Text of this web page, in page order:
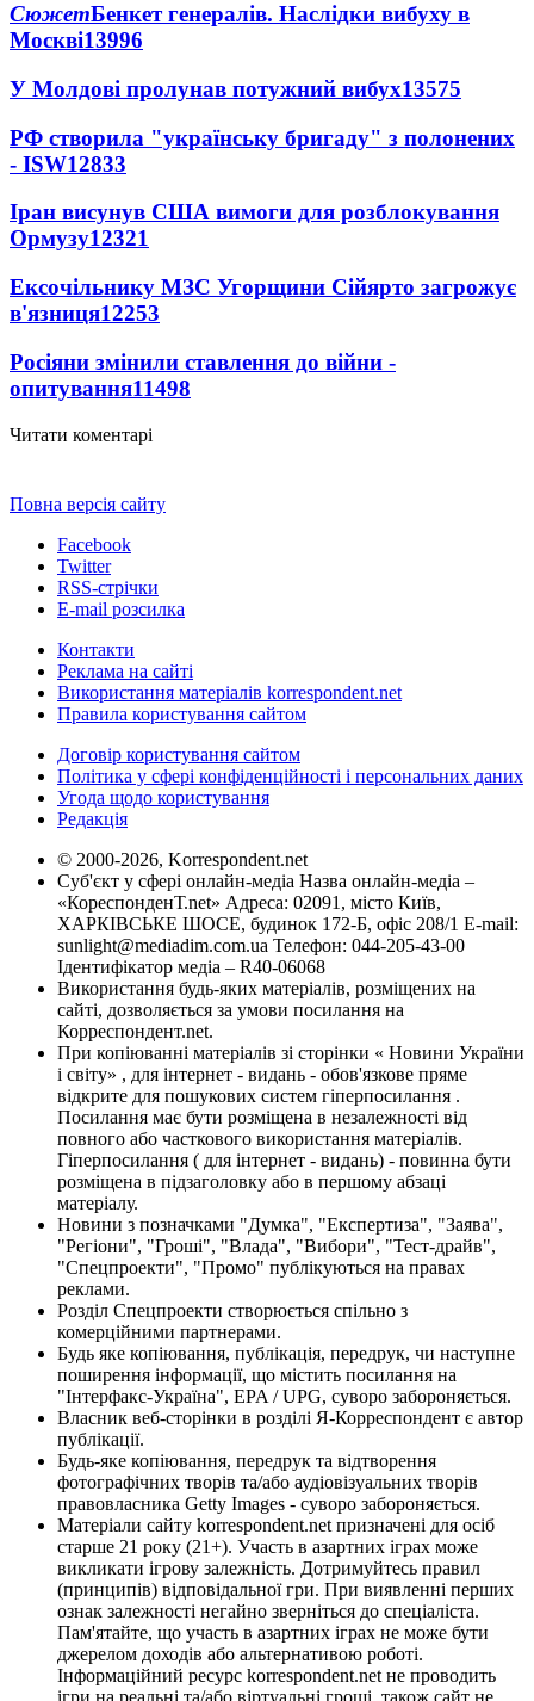
СюжетБенкет генералів. Наслідки вибуху в
Москві13996
У Молдові пролунав потужний вибух13575
РФ створила "українську бригаду" з полонених
- ISW12833
Іран висунув США вимоги для розблокування
Ормузу12321
Ексочільнику МЗС Угорщини Сійярто загрожує
в'язниця12253
Росіяни змінили ставлення до війни -
опитування11498
Читати коментарі
Повна версія сайту
Facebook
Twitter
RSS-стрічки
E-mail розсилка
Контакти
Реклама на сайті
Використання матеріалів korrespondent.net
Правила користування сайтом
Договір користування сайтом
Політика у сфері конфіденційності і персональних даних
Угода щодо користування
Редакція
© 2000-2026, Korrespondent.net
Суб'єкт у сфері онлайн-медіа Назва онлайн-медіа –
«КореспонденТ.net» Адреса: 02091, місто Київ,
ХАРКІВСЬКЕ ШОСЕ, будинок 172-Б, офіс 208/1 E-mail:
sunlight@mediadim.com.ua Телефон: 044-205-43-00
Ідентифікатор медіа – R40-06068
Використання будь-яких матеріалів, розміщених на
сайті, дозволяється за умови посилання на
Корреспондент.net.
При копіюванні матеріалів зі сторінки « Новини України
і світу» , для інтернет - видань - обов'язкове пряме
відкрите для пошукових систем гіперпосилання .
Посилання має бути розміщена в незалежності від
повного або часткового використання матеріалів.
Гіперпосилання ( для інтернет - видань) - повинна бути
розміщена в підзаголовку або в першому абзаці
матеріалу.
Новини з позначками "Думка", "Експертиза", "Заява",
"Регіони", "Гроші", "Влада", "Вибори", "Тест-драйв",
"Спецпроекти", "Промо" публікуються на правах
реклами.
Розділ Спецпроекти створюється спільно з
комерційними партнерами.
Будь яке копіювання, публікація, передрук, чи наступне
поширення інформації, що містить посилання на
"Інтерфакс-Україна", EPA / UPG, суворо забороняється.
Власник веб-сторінки в розділі Я-Корреспондент є автор
публікації.
Будь-яке копіювання, передрук та відтворення
фотографічних творів та/або аудіовізуальних творів
правовласника Getty Images - суворо забороняється.
Матеріали сайту korrespondent.net призначені для осіб
старше 21 року (21+). Участь в азартних іграх може
викликати ігрову залежність. Дотримуйтесь правил
(принципів) відповідальної гри. При виявленні перших
ознак залежності негайно зверніться до спеціаліста.
Пам'ятайте, що участь в азартних іграх не може бути
джерелом доходів або альтернативою роботі.
Інформаційний ресурс korrespondent.net не проводить
ігри на реальні та/або віртуальні гроші, також сайт не